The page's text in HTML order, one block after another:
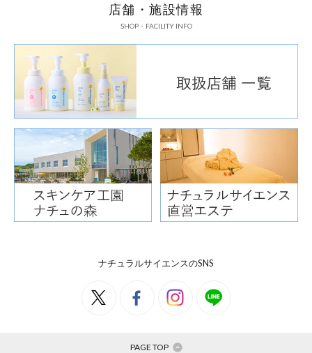
食物アレルギーテスト済
◆ 皮膚パッチテスト済み※
◆敏感肌での皮膚アレルギ
※すべての肌に合うというわけで
おすすめスキンケアラ
年齢別 スキンケア
店舗・施設情報
SHOP・FACILITY INFO
ナチュラルサイエンスのSNS
PAGE TOP